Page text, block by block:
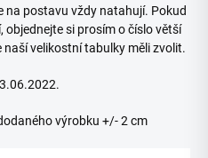
na postavu vždy natahují. Pokud
si prosím o číslo větší
velikostní tabulky měli zvolit.
výrobku +/- 2 cm